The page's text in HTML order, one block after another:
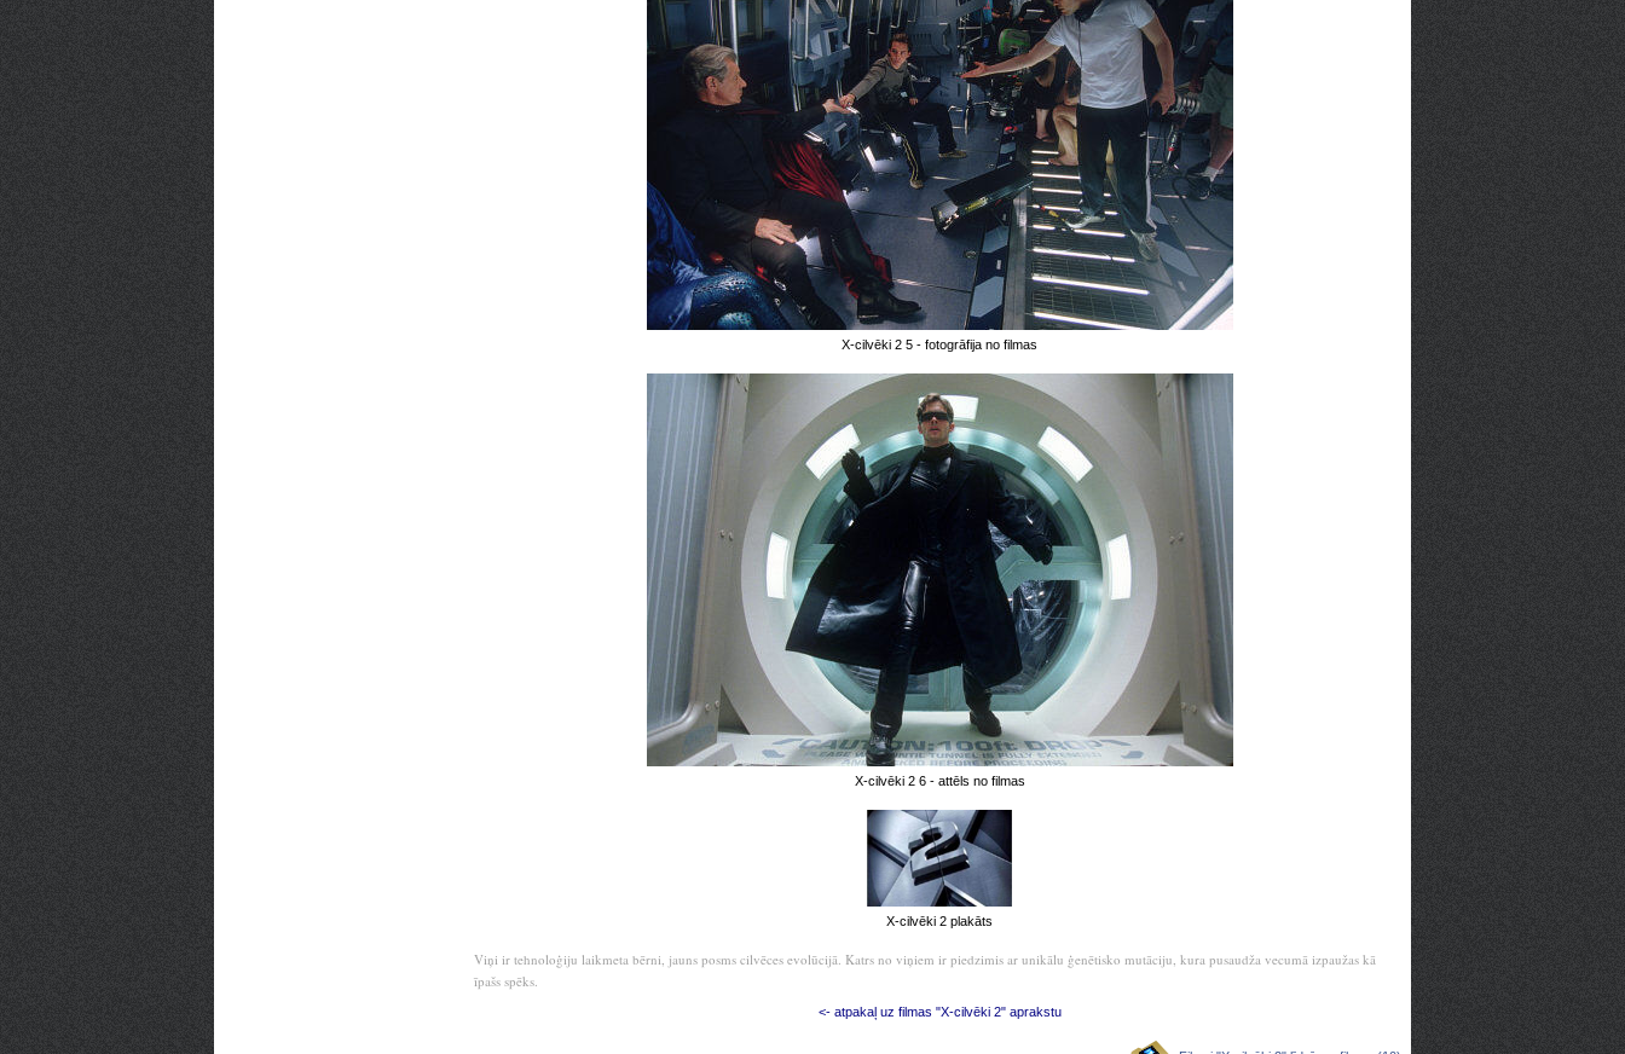
X-cilvēki 2 5 - fotogrāfija no filmas
X-cilvēki 2 6 - attēls no filmas
X-cilvēki 2 plakāts
Viņi ir tehnoloģiju laikmeta bērni, jauns posms cilvēces evolūcijā. Katrs no viņiem ir piedzimis ar unikālu ģenētisko mutāciju, kura pusaudža vecumā izpaužas kā
īpašs spēks.
<- atpakaļ uz filmas "X-cilvēki 2" aprakstu